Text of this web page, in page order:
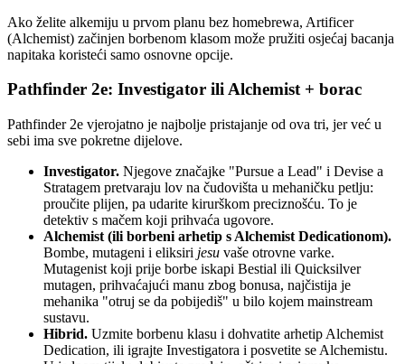
Ako želite alkemiju u prvom planu bez homebrewa, Artificer
(Alchemist) začinjen borbenom klasom može pružiti osjećaj bacanja
napitaka koristeći samo osnovne opcije.
Pathfinder 2e: Investigator ili Alchemist + borac
Pathfinder 2e vjerojatno je najbolje pristajanje od ova tri, jer već u
sebi ima sve pokretne dijelove.
Investigator. Njegove značajke "Pursue a Lead" i Devise a
Stratagem pretvaraju lov na čudovišta u mehaničku petlju:
proučite plijen, pa udarite kirurškom preciznošću. To je
detektiv s mačem koji prihvaća ugovore.
Alchemist (ili borbeni arhetip s Alchemist Dedicationom).
Bombe, mutageni i eliksiri jesu vaše otrovne varke.
Mutagenist koji prije borbe iskapi Bestial ili Quicksilver
mutagen, prihvaćajući manu zbog bonusa, najčistija je
mehanika "otruj se da pobijediš" u bilo kojem mainstream
sustavu.
Hibrid. Uzmite borbenu klasu i dohvatite arhetip Alchemist
Dedication, ili igrajte Investigatora i posvetite se Alchemistu.